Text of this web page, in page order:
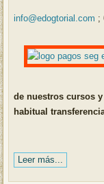
info@edogtorial.com ;
de nuestros cursos
habitual
Leer más...